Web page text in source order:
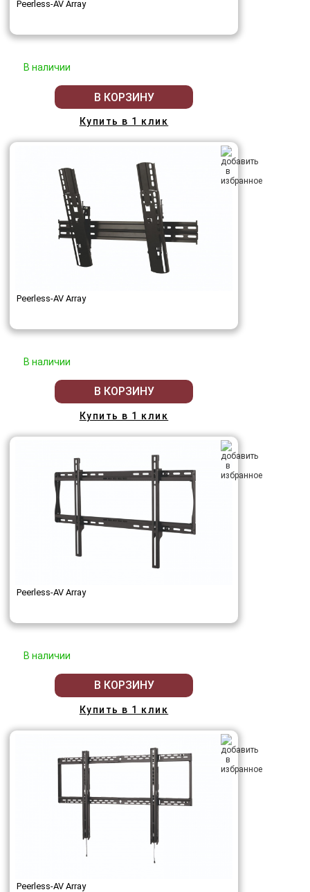
Peerless-AV Array
В наличии
В КОРЗИНУ
Купить в 1 клик
Peerless-AV Array
В наличии
В КОРЗИНУ
Купить в 1 клик
Peerless-AV Array
В наличии
В КОРЗИНУ
Купить в 1 клик
Peerless-AV Array